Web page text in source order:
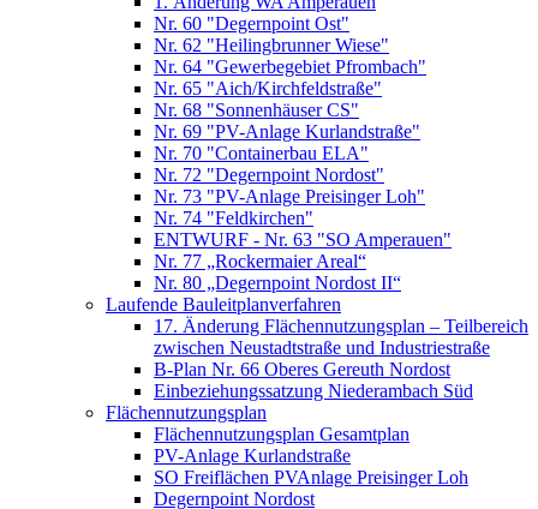
Nr. 60 "Degernpoint Ost"
Nr. 62 "Heilingbrunner Wiese"
Nr. 64 "Gewerbegebiet Pfrombach"
Nr. 65 "Aich/Kirchfeldstraße"
Nr. 68 "Sonnenhäuser CS"
Nr. 69 "PV-Anlage Kurlandstraße"
Nr. 70 "Containerbau ELA"
Nr. 72 "Degernpoint Nordost"
Nr. 73 "PV-Anlage Preisinger Loh"
Nr. 74 "Feldkirchen"
ENTWURF - Nr. 63 "SO Amperauen"
Nr. 77 „Rockermaier Areal“
Nr. 80 „Degernpoint Nordost II“
Laufende Bauleitplanverfahren
17. Änderung Flächennutzungsplan – Teilbereich
zwischen Neustadtstraße und Industriestraße
B-Plan Nr. 66 Oberes Gereuth Nordost
Einbeziehungssatzung Niederambach Süd
Flächennutzungsplan
Flächennutzungsplan Gesamtplan
PV-Anlage Kurlandstraße
SO Freiflächen PV­Anlage Preisinger Loh
Degernpoint Nordost